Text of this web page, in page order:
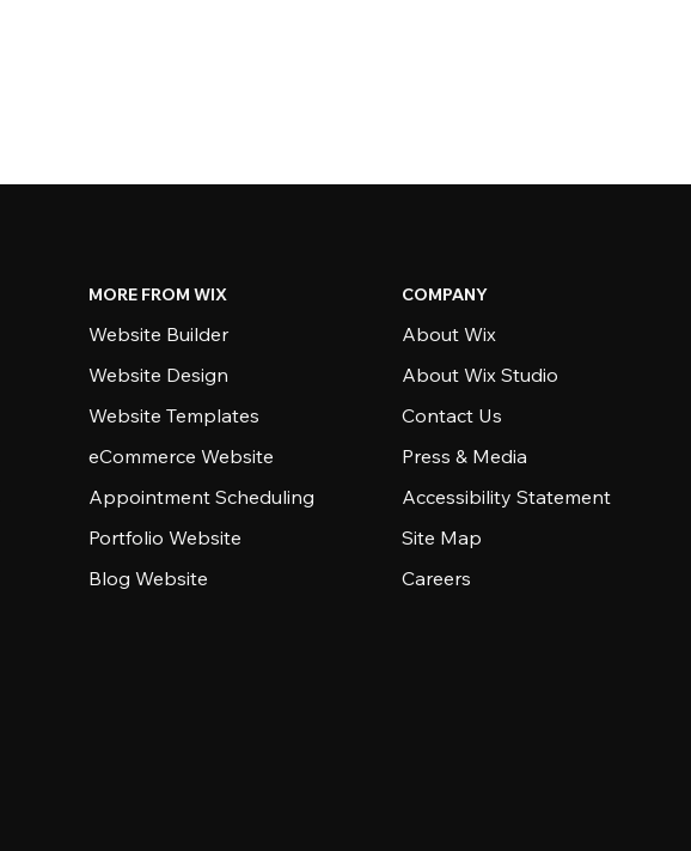
MORE FROM WIX
Website Builder
Website Design
Website Templates
eCommerce Website
Appointment Scheduling
Portfolio Website
Blog Website
COMPANY
About Wix
About Wix Studio
Contact Us
Press & Media
Accessibility Statement
Site Map
Careers